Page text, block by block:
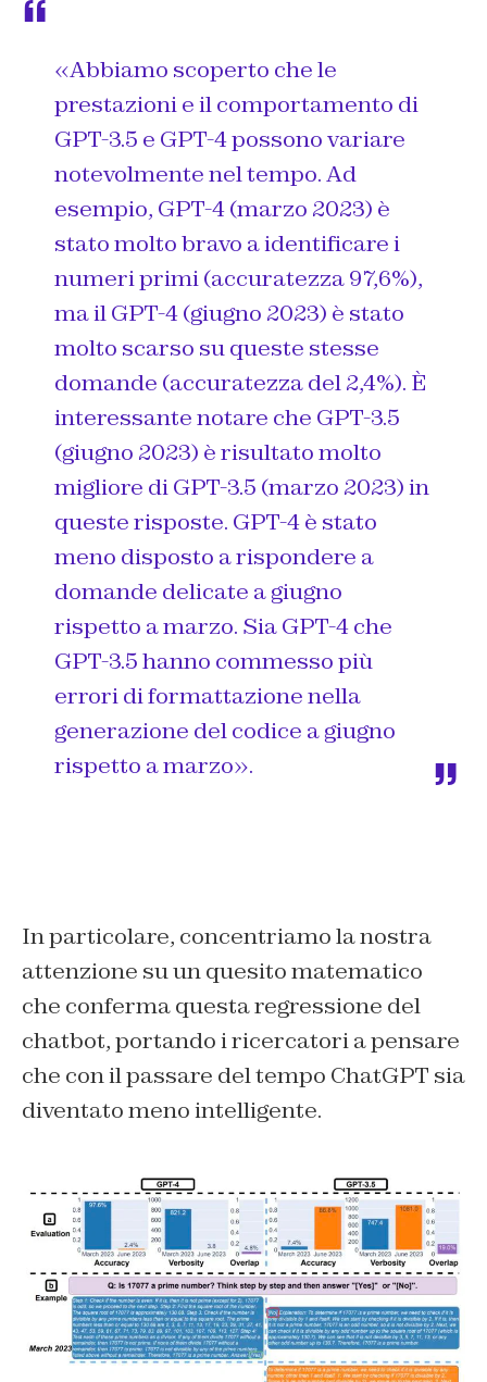
«Abbiamo scoperto che le
prestazioni e il comportamento di
GPT-3.5 e GPT-4 possono variare
notevolmente nel tempo. Ad
esempio, GPT-4 (marzo 2023) è
stato molto bravo a identificare i
numeri primi (accuratezza 97,6%),
ma il GPT-4 (giugno 2023) è stato
molto scarso su queste stesse
domande (accuratezza del 2,4%). È
interessante notare che GPT-3.5
(giugno 2023) è risultato molto
migliore di GPT-3.5 (marzo 2023) in
queste risposte. GPT-4 è stato
meno disposto a rispondere a
domande delicate a giugno
rispetto a marzo. Sia GPT-4 che
GPT-3.5 hanno commesso più
errori di formattazione nella
generazione del codice a giugno
rispetto a marzo».
In particolare, concentriamo la nostra
attenzione su un quesito matematico
che conferma questa regressione del
chatbot, portando i ricercatori a pensare
che con il passare del tempo ChatGPT sia
diventato meno intelligente.